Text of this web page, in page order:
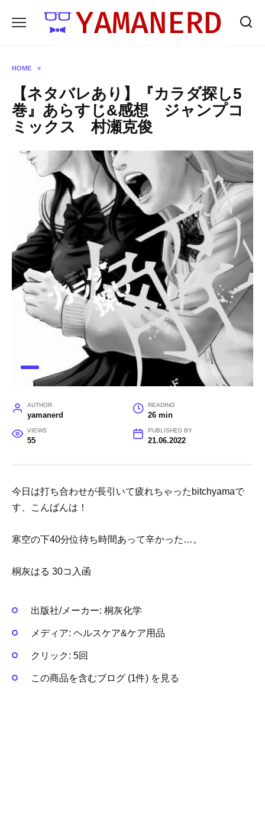
HOME »
【ネタバレあり】『カラダ探し5
巻』あらすじ&感想 ジャンプコ
ミックス 村瀬克俊
AUTHOR
yamanerd
READING
26 min
VIEWS
55
PUBLISHED BY
21.06.2022
今日は打ち合わせが長引いて疲れちゃったbitchyamaで
す、こんばんは！
寒空の下40分位待ち時間あって辛かった…。
桐灰はる 30コ入函
出版社/メーカー: 桐灰化学
メディア: ヘルスケア&ケア用品
クリック: 5回
この商品を含むブログ (1件) を見る